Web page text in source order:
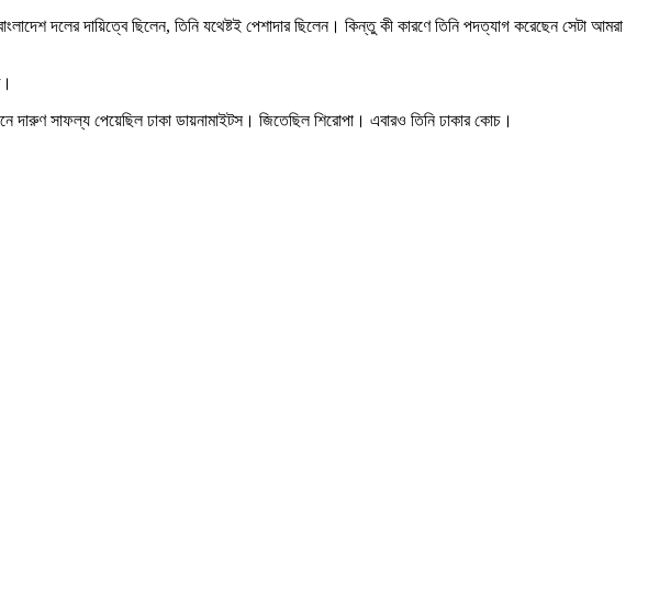
দলের দায়িত্বে ছিলেন, তিনি যথেষ্টই পেশাদার ছিলেন। কিন্তু কী কারণে তিনি পদত্যাগ করেছেন সেটা আমরা
দারুণ সাফল্য পেয়েছিল ঢাকা ডায়নামাইটস। জিতেছিল শিরোপা। এবারও তিনি ঢাকার কোচ।